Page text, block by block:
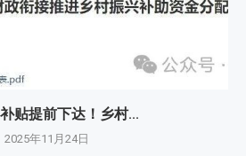
贴提前下达！乡村...
2025年11月24日